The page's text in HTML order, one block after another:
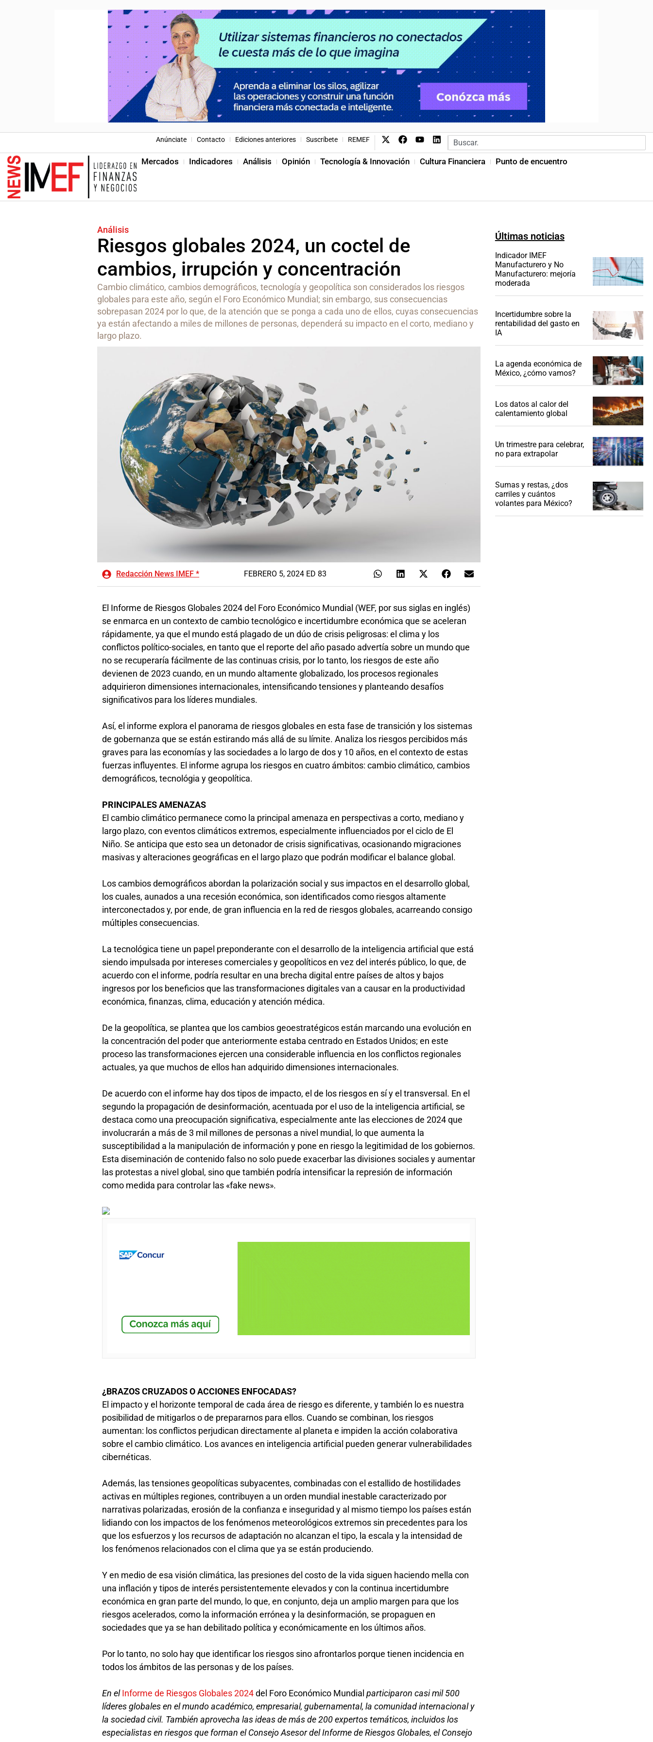
Anúnciate Contacto Ediciones anteriores Suscríbete REMEF
Mercados Indicadores Análisis Opinión Tecnología & Innovación Cultura Financiera Punto de encuentro
Análisis
Riesgos globales 2024, un coctel de
cambios, irrupción y concentración
Cambio climático, cambios demográficos, tecnología y geopolítica son considerados los riesgos
globales para este año, según el Foro Económico Mundial; sin embargo, sus consecuencias
sobrepasan 2024 por lo que, de la atención que se ponga a cada uno de ellos, cuyas consecuencias
ya están afectando a miles de millones de personas, dependerá su impacto en el corto, mediano y
largo plazo.
Redacción News IMEF * FEBRERO 5, 2024 ED 83
El Informe de Riesgos Globales 2024 del Foro Económico Mundial (WEF, por sus siglas en inglés)
se enmarca en un contexto de cambio tecnológico e incertidumbre económica que se aceleran
rápidamente, ya que el mundo está plagado de un dúo de crisis peligrosas: el clima y los
conflictos político-sociales, en tanto que el reporte del año pasado advertía sobre un mundo que
no se recuperaría fácilmente de las continuas crisis, por lo tanto, los riesgos de este año
devienen de 2023 cuando, en un mundo altamente globalizado, los procesos regionales
adquirieron dimensiones internacionales, intensificando tensiones y planteando desafíos
significativos para los líderes mundiales.
Así, el informe explora el panorama de riesgos globales en esta fase de transición y los sistemas
de gobernanza que se están estirando más allá de su límite. Analiza los riesgos percibidos más
graves para las economías y las sociedades a lo largo de dos y 10 años, en el contexto de estas
fuerzas influyentes. El informe agrupa los riesgos en cuatro ámbitos: cambio climático, cambios
demográficos, tecnológia y geopolítica.
PRINCIPALES AMENAZAS
El cambio climático permanece como la principal amenaza en perspectivas a corto, mediano y
largo plazo, con eventos climáticos extremos, especialmente influenciados por el ciclo de El
Niño. Se anticipa que esto sea un detonador de crisis significativas, ocasionando migraciones
masivas y alteraciones geográficas en el largo plazo que podrán modificar el balance global.
Los cambios demográficos abordan la polarización social y sus impactos en el desarrollo global,
los cuales, aunados a una recesión económica, son identificados como riesgos altamente
interconectados y, por ende, de gran influencia en la red de riesgos globales, acarreando consigo
múltiples consecuencias.
La tecnológica tiene un papel preponderante con el desarrollo de la inteligencia artificial que está
siendo impulsada por intereses comerciales y geopolíticos en vez del interés público, lo que, de
acuerdo con el informe, podría resultar en una brecha digital entre países de altos y bajos
ingresos por los beneficios que las transformaciones digitales van a causar en la productividad
económica, finanzas, clima, educación y atención médica.
De la geopolítica, se plantea que los cambios geoestratégicos están marcando una evolución en
la concentración del poder que anteriormente estaba centrado en Estados Unidos; en este
proceso las transformaciones ejercen una considerable influencia en los conflictos regionales
actuales, ya que muchos de ellos han adquirido dimensiones internacionales.
De acuerdo con el informe hay dos tipos de impacto, el de los riesgos en sí y el transversal. En el
segundo la propagación de desinformación, acentuada por el uso de la inteligencia artificial, se
destaca como una preocupación significativa, especialmente ante las elecciones de 2024 que
involucrarán a más de 3 mil millones de personas a nivel mundial, lo que aumenta la
susceptibilidad a la manipulación de información y pone en riesgo la legitimidad de los gobiernos.
Esta diseminación de contenido falso no solo puede exacerbar las divisiones sociales y aumentar
las protestas a nivel global, sino que también podría intensificar la represión de información
como medida para controlar las «fake news».
¿BRAZOS CRUZADOS O ACCIONES ENFOCADAS?
El impacto y el horizonte temporal de cada área de riesgo es diferente, y también lo es nuestra
posibilidad de mitigarlos o de prepararnos para ellos. Cuando se combinan, los riesgos
aumentan: los conflictos perjudican directamente al planeta e impiden la acción colaborativa
sobre el cambio climático. Los avances en inteligencia artificial pueden generar vulnerabilidades
cibernéticas.
Además, las tensiones geopolíticas subyacentes, combinadas con el estallido de hostilidades
activas en múltiples regiones, contribuyen a un orden mundial inestable caracterizado por
narrativas polarizadas, erosión de la confianza e inseguridad y al mismo tiempo los países están
lidiando con los impactos de los fenómenos meteorológicos extremos sin precedentes para los
que los esfuerzos y los recursos de adaptación no alcanzan el tipo, la escala y la intensidad de
los fenómenos relacionados con el clima que ya se están produciendo.
Y en medio de esa visión climática, las presiones del costo de la vida siguen haciendo mella con
una inflación y tipos de interés persistentemente elevados y con la continua incertidumbre
económica en gran parte del mundo, lo que, en conjunto, deja un amplio margen para que los
riesgos acelerados, como la información errónea y la desinformación, se propaguen en
sociedades que ya se han debilitado política y económicamente en los últimos años.
Por lo tanto, no solo hay que identificar los riesgos sino afrontarlos porque tienen incidencia en
todos los ámbitos de las personas y de los países.
En elInforme de Riesgos Globales 2024 del Foro Económico Mundialparticiparon casi mil 500
líderes globales en el mundo académico, empresarial, gubernamental, la comunidad internacional y
la sociedad civil. También aprovecha las ideas de más de 200 expertos temáticos, incluidos los
especialistas en riesgos que forman el Consejo Asesor del Informe de Riesgos Globales, el Consejo
Últimas noticias
Indicador IMEF
Manufacturero y No
Manufacturero: mejoría
moderada
Incertidumbre sobre la
rentabilidad del gasto en
IA
La agenda económica de
México, ¿cómo vamos?
Los datos al calor del
calentamiento global
Un trimestre para celebrar,
no para extrapolar
Sumas y restas, ¿dos
carriles y cuántos
volantes para México?